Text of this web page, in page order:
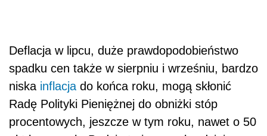
Deflacja w lipcu, duże prawdopodobieństwo
spadku cen także w sierpniu i wrześniu, bardzo
niska inflacjado końca roku, mogą skłonić
Radę Polityki Pieniężnej do obniżki stóp
procentowych, jeszcze w tym roku, nawet o 50